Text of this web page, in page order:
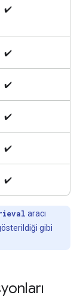
✔️
✔️
✔️
✔️
✔️
✔️
aracı
gibi